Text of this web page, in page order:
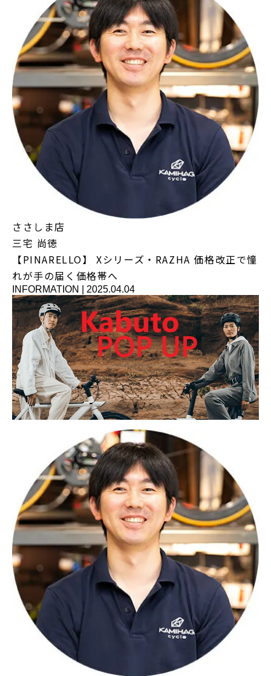
ささしま店
三宅 尚徳
【PINARELLO】 Xシリーズ・RAZHA 価格改正で憧
れが手の届く価格帯へ
INFORMATION 2025.04.04